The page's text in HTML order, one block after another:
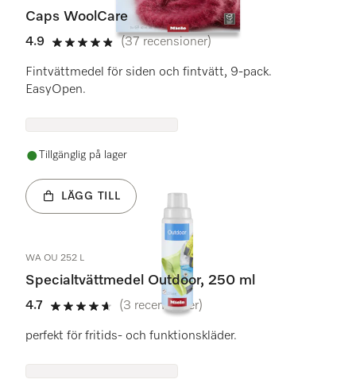
Caps WoolCare
4.9
4.9 stars out of 5
(37 recensioner)
Fintvättmedel för siden och fintvätt, 9-pack.
EasyOpen.
Tillgänglig på lager
LÄGG TILL
WA OU 252 L
Specialtvättmedel Outdoor, 250 ml
4.7
4.7 stars out of 5
(3 recensioner)
perfekt för fritids- och funktionskläder.